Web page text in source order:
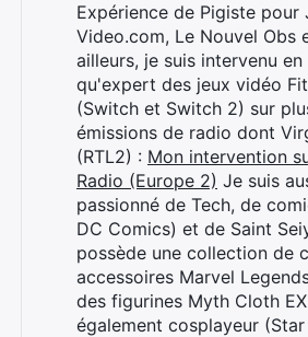
Expérience de Pigiste pour
Video.com, Le Nouvel Obs
ailleurs, je suis intervenu en
qu'expert des jeux vidéo
(Switch et Switch 2) sur
émissions de radio dont
(RTL2) : Mon intervention
Radio (Europe 2) Je suis
passionné de Tech, de
DC Comics) et de Saint
possède une collection de
accessoires Marvel
des figurines Myth Cloth
également cosplayeur (Star
Rechercher